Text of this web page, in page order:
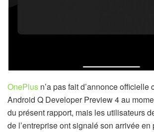
OnePlus n’a pas fait d’annonce officielle
Android Q Developer Preview 4au
du présent rapport, mais les utilisateurs
de l’entreprise ont signalé son arrivée